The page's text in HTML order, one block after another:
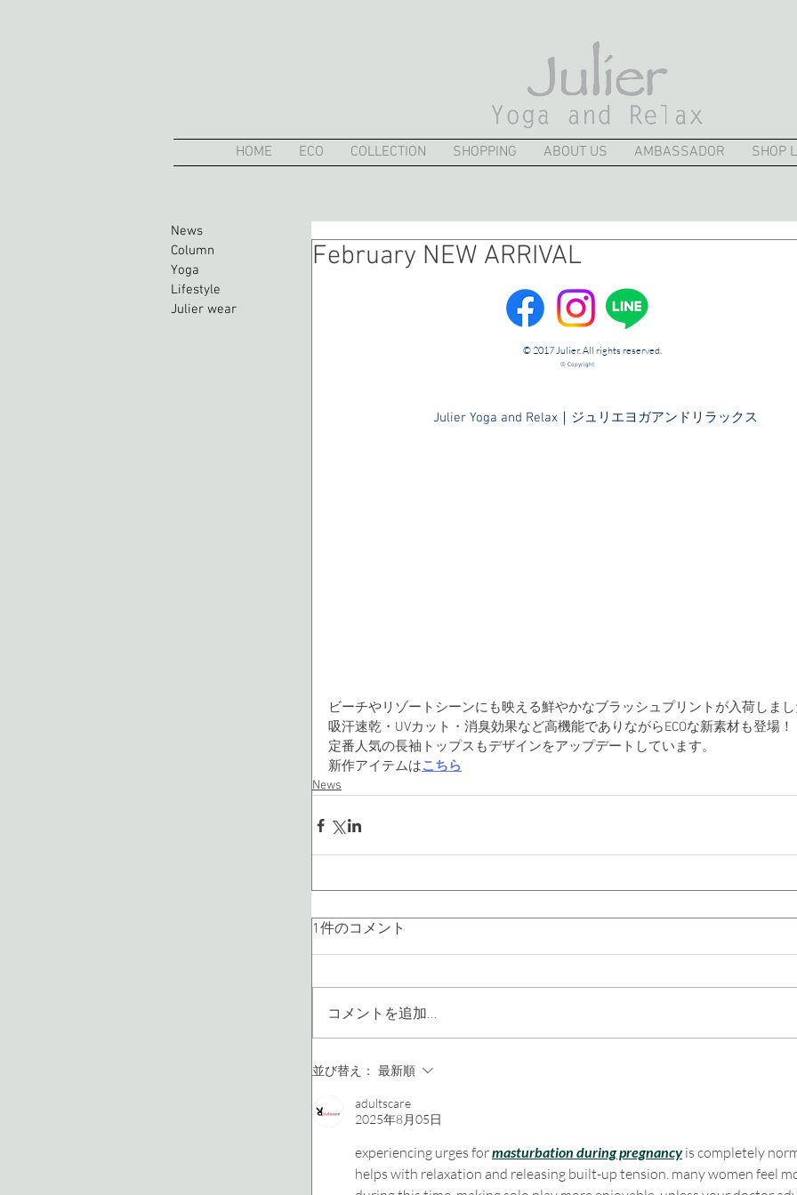
HOME ECO COLLECTION SHOPPING ABOUT US AMBASSADOR SHOP
News
Column
Yoga
Lifestyle
Julier wear
February NEW ARRIVAL
ビーチやリゾートシーンにも映える鮮やかなブラッシュプリントが入荷しま
吸汗速乾・UVカット・消臭効果など高機能でありながらECOな新素材も登場！
定番人気の長袖トップスもデザインをアップデートしています。
新作アイテムはこちら
News
1件のコメント
コメントを追加…
並び替え： 最新順
adultscare
2025年8月05日
experiencing urges for masturbation during pregnancy is completely
helps with relaxation and releasing built-up tension. many women feel
© 2017 Julier. All rights reserved.
© Copyright
​Julier Yoga and Relax｜ジュリエヨガアンドリラックス